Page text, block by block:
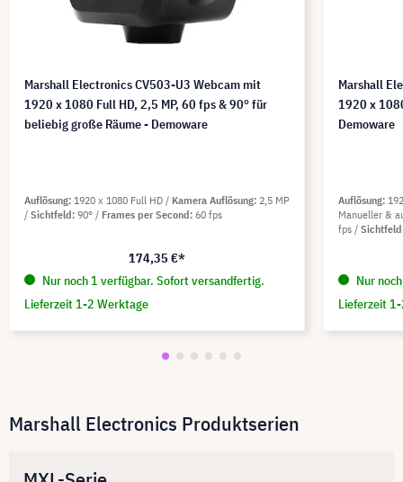
Marshall Electronics CV503-U3 Webcam mit
1920 x 1080 Full HD, 2,5 MP, 60 fps & 90° für
beliebig große Räume - Demoware
Auflösung 1920 x 1080 Full HD Kamera Auflösung 2,5 MP
Sichtfeld 90° Frames per Second 60 fps
174,35 €*
Nur noch 1 verfügbar. Sofort versandfertig.
Lieferzeit 1-2 Werktage
Marshall
1920 x
Demoware
Auflösung
Manueller &
fps
Sichtfeld
Nur
Lieferzeit
Marshall Electronics Produktserien